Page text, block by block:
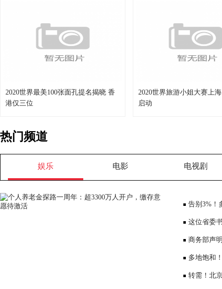
2020世界最美100张面孔提名揭晓 香
港仅三位
2020世界旅游小姐大赛上
启动
热门频道
娱乐 电影 电视剧
告别3%！
将少3000元
这位省委
部、10位女
商务部声
大会”
多地饱和
序竞争仍是
转需！北